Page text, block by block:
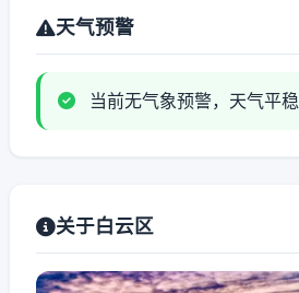
天气预警
当前无气象预警，天气平稳
关于白云区